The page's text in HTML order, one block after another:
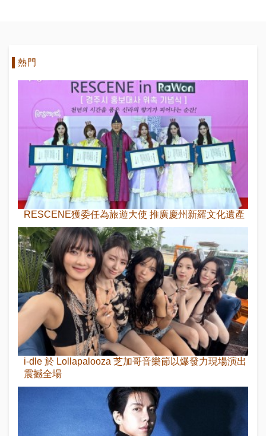
熱門
RESCENE獲委任為旅遊大使 推廣慶州新羅文化遺產
i-dle 於 Lollapalooza 芝加哥音樂節以爆發力現場演出
震撼全場